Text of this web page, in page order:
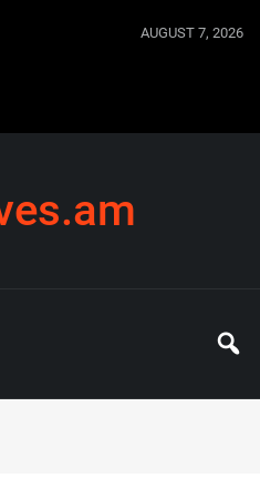
AUGUST 7, 2026